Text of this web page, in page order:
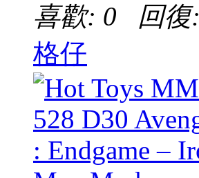
喜歡: 0 回復:
格仔